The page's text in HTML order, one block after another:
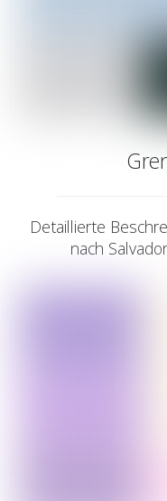
Detaillierte
nach